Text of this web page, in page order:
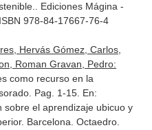
. Ediciones Mágina -
978-84-17667-76-4
Hervás Gómez, Carlos,
Roman Gravan, Pedro:
como recurso en la
Pag. 1-15. En:
sobre el aprendizaje ubicuo y
. Barcelona. Octaedro.